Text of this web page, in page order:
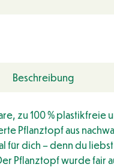
Beschreibung
zu 100 % plastikfreie
Pflanztopf aus
für dich – denn du
Pflanztopf wurde fair